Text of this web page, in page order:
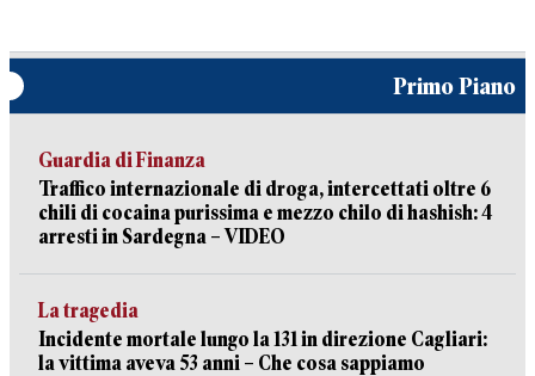
Primo Piano
Guardia di Finanza
Traffico internazionale di droga, intercettati oltre 6
chili di cocaina purissima e mezzo chilo di hashish: 4
arresti in Sardegna – VIDEO
La tragedia
Incidente mortale lungo la 131 in direzione Cagliari:
la vittima aveva 53 anni – Che cosa sappiamo